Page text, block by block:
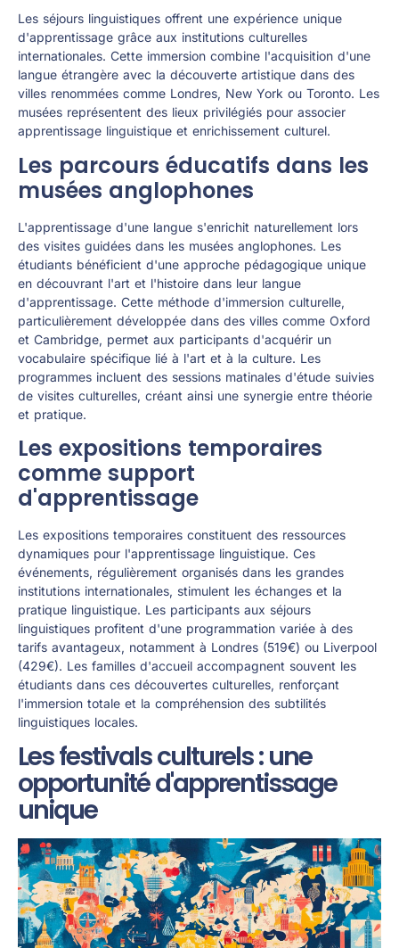
Les séjours linguistiques offrent une expérience unique
d'apprentissage grâce aux institutions culturelles
internationales. Cette immersion combine l'acquisition d'une
langue étrangère avec la découverte artistique dans des
villes renommées comme Londres, New York ou Toronto. Les
musées représentent des lieux privilégiés pour associer
apprentissage linguistique et enrichissement culturel.
Les parcours éducatifs dans les
musées anglophones
L'apprentissage d'une langue s'enrichit naturellement lors
des visites guidées dans les musées anglophones. Les
étudiants bénéficient d'une approche pédagogique unique
en découvrant l'art et l'histoire dans leur langue
d'apprentissage. Cette méthode d'immersion culturelle,
particulièrement développée dans des villes comme Oxford
et Cambridge, permet aux participants d'acquérir un
vocabulaire spécifique lié à l'art et à la culture. Les
programmes incluent des sessions matinales d'étude suivies
de visites culturelles, créant ainsi une synergie entre théorie
et pratique.
Les expositions temporaires
comme support
d'apprentissage
Les expositions temporaires constituent des ressources
dynamiques pour l'apprentissage linguistique. Ces
événements, régulièrement organisés dans les grandes
institutions internationales, stimulent les échanges et la
pratique linguistique. Les participants aux séjours
linguistiques profitent d'une programmation variée à des
tarifs avantageux, notamment à Londres (519€) ou Liverpool
(429€). Les familles d'accueil accompagnent souvent les
étudiants dans ces découvertes culturelles, renforçant
l'immersion totale et la compréhension des subtilités
linguistiques locales.
Les festivals culturels : une
opportunité d'apprentissage
unique